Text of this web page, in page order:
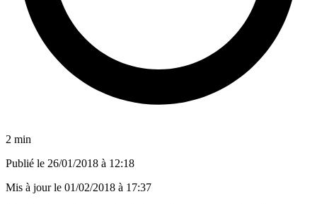
2 min
Publié le 26/01/2018 à 12:18
Mis à jour le 01/02/2018 à 17:37